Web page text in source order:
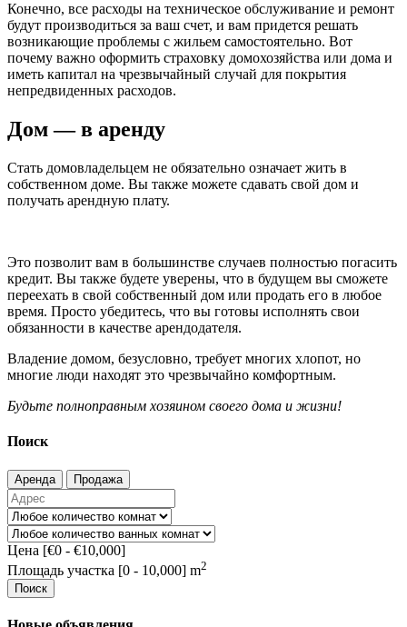
Конечно, все расходы на техническое обслуживание и ремонт
будут производиться за ваш счет, и вам придется решать
возникающие проблемы с жильем самостоятельно. Вот
почему важно оформить страховку домохозяйства или дома и
иметь капитал на чрезвычайный случай для покрытия
непредвиденных расходов.
Дом — в аренду
Стать домовладельцем не обязательно означает жить в
собственном доме. Вы также можете сдавать свой дом и
получать арендную плату.
Это позволит вам в большинстве случаев полностью погасить
кредит. Вы также будете уверены, что в будущем вы сможете
переехать в свой собственный дом или продать его в любое
время. Просто убедитесь, что вы готовы исполнять свои
обязанности в качестве арендодателя.
Владение домом, безусловно, требует многих хлопот, но
многие люди находят это чрезвычайно комфортным.
Будьте полноправным хозяином своего дома и жизни!
Поиск
Аренда Продажа
Цена [€0 - €10,000]
Площадь участка [0 - 10,000] m2
Поиск